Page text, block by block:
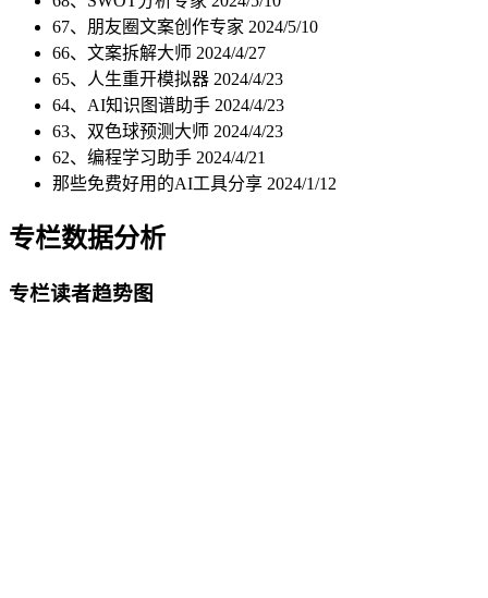
67、朋友圈文案创作专家 2024/5/10
66、文案拆解大师 2024/4/27
65、人生重开模拟器 2024/4/23
64、AI知识图谱助手 2024/4/23
63、双色球预测大师 2024/4/23
62、编程学习助手 2024/4/21
那些免费好用的AI工具分享 2024/1/12
专栏数据分析
专栏读者趋势图